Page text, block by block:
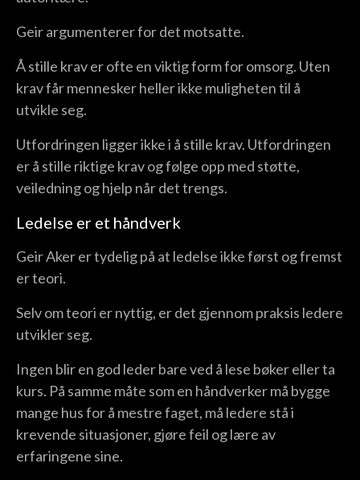
Geir argumenterer for det motsatte.
Å stille krav er ofte en viktig form for omsorg. Uten
krav får mennesker heller ikke muligheten til å
utvikle seg.
Utfordringen ligger ikke i å stille krav. Utfordringen
er å stille riktige krav og følge opp med støtte,
veiledning og hjelp når det trengs.
Ledelse er et håndverk
Geir Aker er tydelig på at ledelse ikke først og fremst
er teori.
Selv om teori er nyttig, er det gjennom praksis ledere
utvikler seg.
Ingen blir en god leder bare ved å lese bøker eller ta
kurs. På samme måte som en håndverker må bygge
mange hus for å mestre faget, må ledere stå i
krevende situasjoner, gjøre feil og lære av
erfaringene sine.